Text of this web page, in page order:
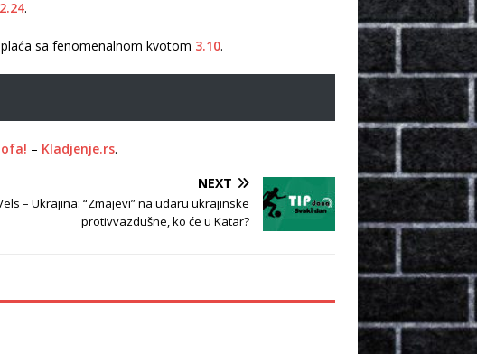
2.24.
plaća sa fenomenalnom kvotom 3.10.
– Kladjenje.rs.
NEXT
– Ukrajina: “Zmajevi” na udaru ukrajinske
protivvazdušne, ko će u Katar?